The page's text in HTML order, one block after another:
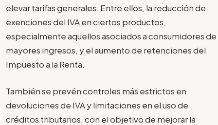
elevar tarifas generales. Entre ellos, la reducción de
exenciones del IVA en ciertos productos,
especialmente aquellos asociados a consumidores de
mayores ingresos, y el aumento de retenciones del
Impuesto a la Renta.
También se prevén controles más estrictos en
devoluciones de IVA y limitaciones en el uso de
créditos tributarios, con el objetivo de mejorar la